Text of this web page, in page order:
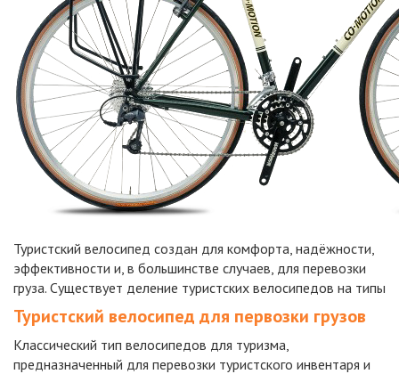
Туристский велосипед создан для комфорта, надёжности,
эффективности и, в большинстве случаев, для перевозки
груза. Существует деление туристских велосипедов на типы
Туристский велосипед для первозки грузов
Классический тип велосипедов для туризма,
предназначенный для перевозки туристского инвентаря и